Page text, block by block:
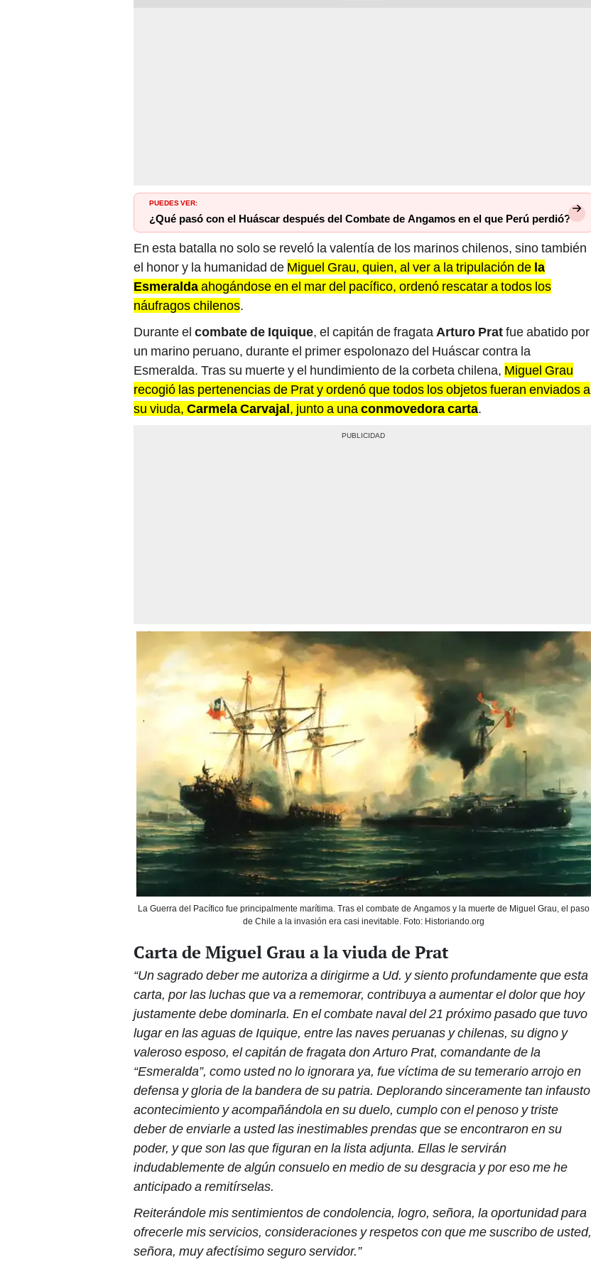
PUEDES VER:
¿Qué pasó con el Huáscar después del Combate de Angamos en el que Perú perdió?
En esta batalla no solo se reveló la valentía de los marinos chilenos, sino también
el honor y la humanidad de Miguel Grau, quien, al ver a la tripulación dela
Esmeraldaahogándose en el mar del pacífico, ordenó rescatar a todos los
náufragos chilenos
Durante el combate de Iquique , el capitán de fragata Arturo Pratfue abatido por
un marino peruano, durante el primer espolonazo del Huáscar contra la
Esmeralda. Tras su muerte y el hundimiento de la corbeta chilena, Miguel Grau
recogió las pertenencias de Prat y ordenó que todos los objetos fueran enviados a
su viuda,Carmela Carvajal, junto a unaconmovedora carta
La Guerra del Pacífico fue principalmente marítima. Tras el combate de Angamos y la muerte de Miguel Grau, el paso
de Chile a la invasión era casi inevitable. Foto: Historiando.org
Carta de Miguel Grau a la viuda de Prat
“Un sagrado deber me autoriza a dirigirme a Ud. y siento profundamente que esta
carta, por las luchas que va a rememorar, contribuya a aumentar el dolor que hoy
justamente debe dominarla. En el combate naval del 21 próximo pasado que tuvo
lugar en las aguas de Iquique, entre las naves peruanas y chilenas, su digno y
valeroso esposo, el capitán de fragata don Arturo Prat, comandante de la
“Esmeralda”, como usted no lo ignorara ya, fue víctima de su temerario arrojo en
defensa y gloria de la bandera de su patria. Deplorando sinceramente tan infausto
acontecimiento y acompañándola en su duelo, cumplo con el penoso y triste
deber de enviarle a usted las inestimables prendas que se encontraron en su
poder, y que son las que figuran en la lista adjunta. Ellas le servirán
indudablemente de algún consuelo en medio de su desgracia y por eso me he
anticipado a remitírselas.
Reiterándole mis sentimientos de condolencia, logro, señora, la oportunidad para
ofrecerle mis servicios, consideraciones y respetos con que me suscribo de usted,
señora, muy afectísimo seguro servidor.”